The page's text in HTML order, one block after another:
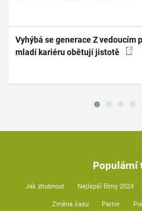
Vyhýbá se generace Z vedoucím
mladí kariéru obětují jistotě
Populární
Jak zhubnout Nejlepší filmy 2024
Změna času Partie